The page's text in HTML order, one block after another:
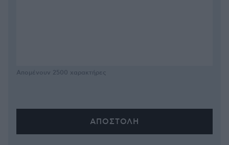
Απομένουν 2500 χαρακτήρες